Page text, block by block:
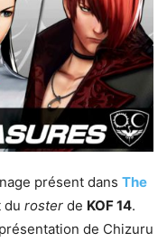
présent dans The
du roster de KOF 14.
de Chizuru